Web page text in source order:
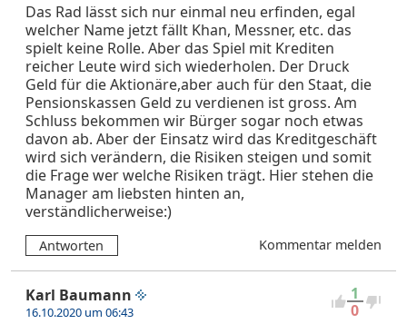
Das Rad lässt sich nur einmal neu erfinden, egal
welcher Name jetzt fällt Khan, Messner, etc. das
spielt keine Rolle. Aber das Spiel mit Krediten
reicher Leute wird sich wiederholen. Der Druck
Geld für die Aktionäre,aber auch für den Staat, die
Pensionskassen Geld zu verdienen ist gross. Am
Schluss bekommen wir Bürger sogar noch etwas
davon ab. Aber der Einsatz wird das Kreditgeschäft
wird sich verändern, die Risiken steigen und somit
die Frage wer welche Risiken trägt. Hier stehen die
Manager am liebsten hinten an,
verständlicherweise:)
Antworten Kommentar melden
1
0
Karl Baumann
16.10.2020 um 06:43